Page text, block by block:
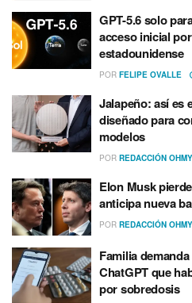
GPT-5.6 solo
acceso inicial
estadounidense
POR FELIPE OVALLE
Jalapeño: así es
diseñado para
modelos
POR REDACCIÓN
Elon Musk
anticipa nueva
POR REDACCIÓN
Familia
ChatGPT que
por sobredosis